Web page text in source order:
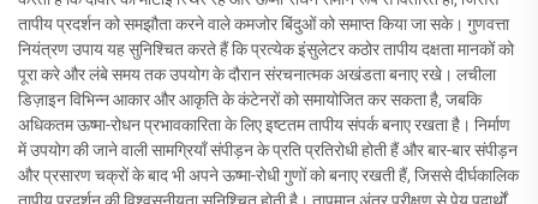
तापीय प्रदर्शन को समझौता करने वाले कमजोर बिंदुओं को समाप्त किया जा सके। गुणवत्ता
नियंत्रण उपाय यह सुनिश्चित करते हैं कि प्रत्येक इंसुलेटर कठोर तापीय दक्षता मानकों को
पूरा करे और लंबे समय तक उपयोग के दौरान संरचनात्मक अखंडता बनाए रखे। लचीला
डिज़ाइन विभिन्न आकार और आकृति के कंटेनरों को समायोजित कर सकता है, जबकि
अधिकतम ऊष्मा-रोधन प्रभावकारिता के लिए इष्टतम तापीय संपर्क बनाए रखता है। निर्माण
में उपयोग की जाने वाली सामग्रियाँ संपीड़न के प्रति प्रतिरोधी होती हैं और बार-बार संपीड़न
और प्रसारण चक्रों के बाद भी अपने ऊष्मा-रोधी गुणों को बनाए रखती हैं, जिससे दीर्घकालिक